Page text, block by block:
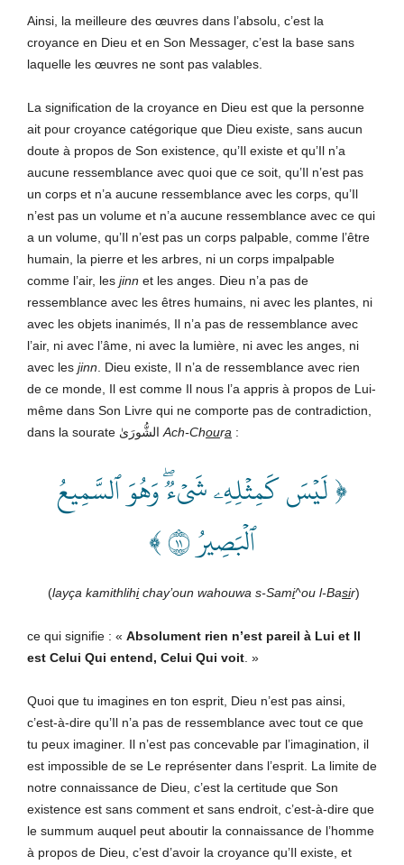
Ainsi, la meilleure des œuvres dans l’absolu, c’est la
croyance en Dieu et en Son Messager, c’est la base sans
laquelle les œuvres ne sont pas valables.
La signification de la croyance en Dieu est que la personne
ait pour croyance catégorique que Dieu existe, sans aucun
doute à propos de Son existence, qu’Il existe et qu’Il n’a
aucune ressemblance avec quoi que ce soit, qu’Il n’est pas
un corps et n’a aucune ressemblance avec les corps, qu’Il
n’est pas un volume et n’a aucune ressemblance avec ce qui
a un volume, qu’Il n’est pas un corps palpable, comme l’être
humain, la pierre et les arbres, ni un corps impalpable
comme l’air, les jinn et les anges. Dieu n’a pas de
ressemblance avec les êtres humains, ni avec les plantes, ni
avec les objets inanimés, Il n’a pas de ressemblance avec
l’air, ni avec l’âme, ni avec la lumière, ni avec les anges, ni
avec les jinn . Dieu existe, Il n’a de ressemblance avec rien
de ce monde, Il est comme Il nous l’a appris à propos de Lui-
même dans Son Livre qui ne comporte pas de contradiction,
Ach-Choura :
﴿ لَيۡسَ كَمِثۡلِهِۦ شَيۡءٞۖ وَهُوَ ٱلسَّمِيعُ
ٱلۡبَصِيرُ ١١ ﴾
(layça kamithlihichay’oun wahouwa s-Sami^ou l-Basir)
ce qui signifie : « Absolument rien n’est pareil à Lui et Il
est Celui Qui entend, Celui Qui voit . »
Quoi que tu imagines en ton esprit, Dieu n’est pas ainsi,
c’est-à-dire qu’Il n’a pas de ressemblance avec tout ce que
tu peux imaginer. Il n’est pas concevable par l’imagination, il
est impossible de se Le représenter dans l’esprit. La limite de
notre connaissance de Dieu, c’est la certitude que Son
existence est sans comment et sans endroit, c’est-à-dire que
le summum auquel peut aboutir la connaissance de l’homme
à propos de Dieu, c’est d’avoir la croyance qu’Il existe, et